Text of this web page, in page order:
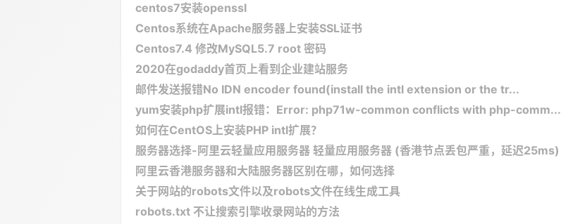
centos7安装openssl
Centos系统在Apache服务器上安装SSL证书
Centos7.4 修改MySQL5.7 root 密码
2020在godaddy首页上看到企业建站服务
邮件发送报错No IDN encoder found(install the intl extension or the tr...
yum安装php扩展intl报错：Error: php71w-common conflicts with php-comm...
如何在CentOS上安装PHP intl扩展？
服务器选择-阿里云轻量应用服务器 轻量应用服务器 (香港节点丢包严重，延迟25ms)
阿里云香港服务器和大陆服务器区别在哪，如何选择
关于网站的robots文件以及robots文件在线生成工具
robots.txt 不让搜索引擎收录网站的方法